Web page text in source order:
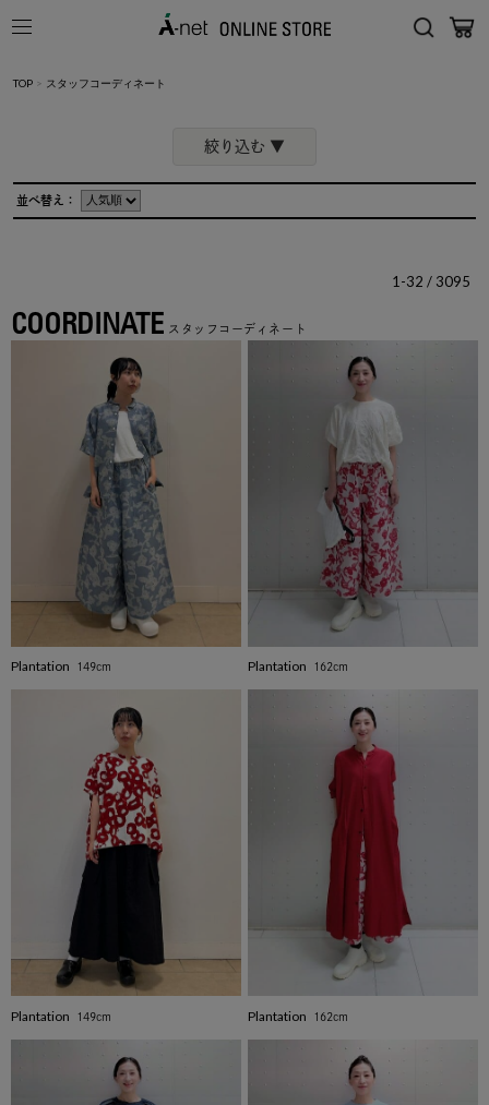
TOP > スタッフコーディネート
絞り込む ▼
ブランド
並べ替え：
1-32 / 3095
COORDINATE スタッフコーディネート
Plantation 149cm Plantation 162cm
Plantation 149cm Plantation 162cm